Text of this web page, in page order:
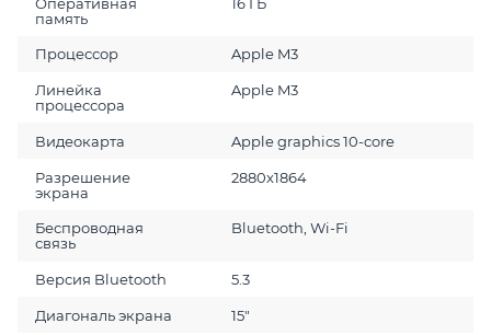
память
Процессор Apple M3
Линейка
процессора
Apple M3
Видеокарта Apple graphics 10-core
Разрешение
экрана
2880x1864
Беспроводная
связь
Bluetooth, Wi-Fi
Версия Bluetooth 5.3
Диагональ экрана 15"